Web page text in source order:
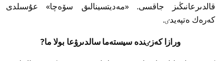
قالدىرعانىڭىز جاقسى. «مەديتسينالىق سۆەچا» عۇسىلدى
كەرەك ەتپەيدٸ.
ورازا كەزٸندە سيستەما سالدىرۋعا بولا ما?